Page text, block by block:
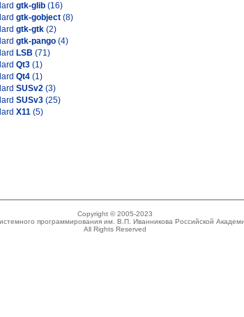
gtk-glib (16)
gtk-gobject (8)
gtk-gtk (2)
gtk-pango (4)
LSB (71)
Qt3 (1)
Qt4 (1)
SUSv2 (3)
SUSv3 (25)
X11 (5)
Copyright © 2005-2023
программирования им. В.П. Иванникова Российской
All Rights Reserved